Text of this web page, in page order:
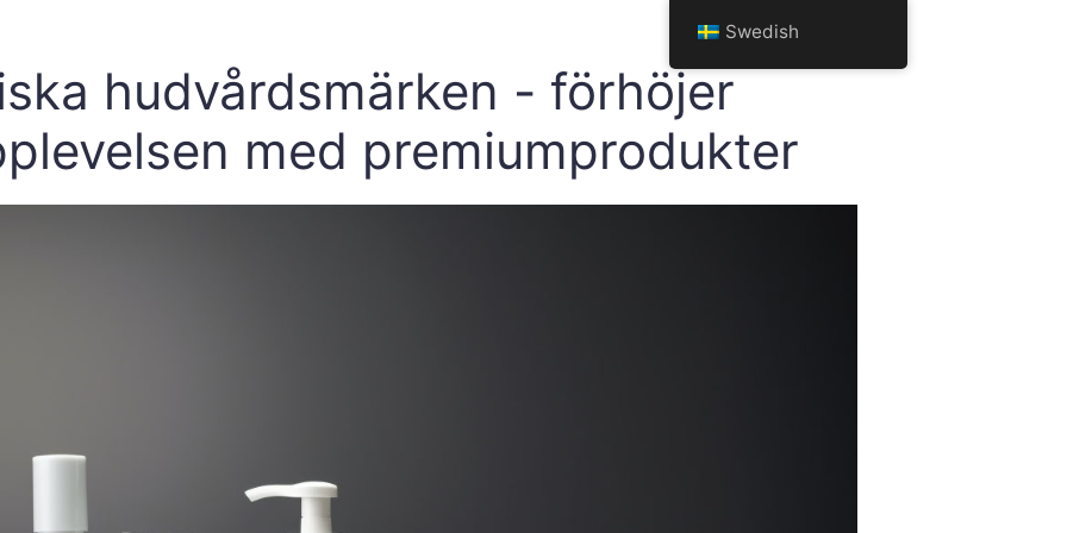
hudvårdsmärken - förhöjer
med premiumprodukter
Swedish